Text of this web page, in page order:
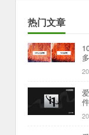
热门文章